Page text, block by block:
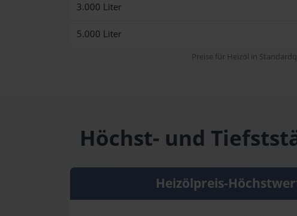
3.000 Liter
5.000 Liter
Preise für Heizöl in
Höchst- und
Heizölpreis-